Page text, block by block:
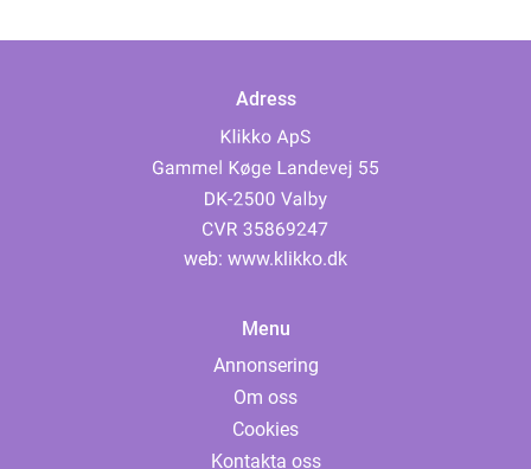
Adress
web: www.klikko.dk
Menu
Annonsering
Om oss
Cookies
Kontakta oss